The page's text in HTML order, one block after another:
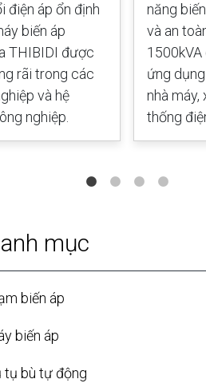
điện áp ổn định
biến áp
THIBIDI được
rãi trong các
và hệ
nghiệp.
năng
và an
ứng
nhà máy,
thống
mục
biến áp
biến áp
tụ bù tự động